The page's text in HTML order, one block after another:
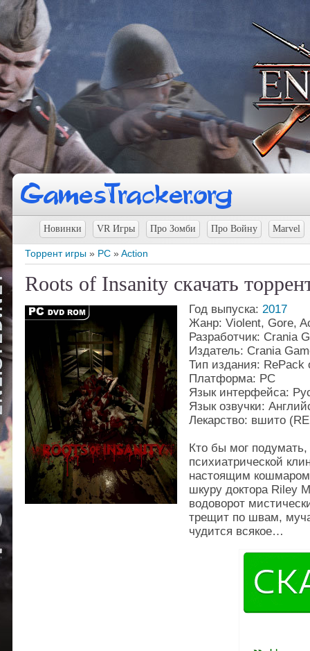
Новинки VR Игры Про Зомби Про Войну Marvel
Торрент игры » PC »Action
Roots of Insanity скачать
Год выпуска: 2017
Жанр: Violent, Gore,
Разработчик: Crania
Издатель: Crania
Тип издания: RePack
Платформа: PC
Язык интерфейса:
Язык озвучки:
Лекарство: вшито
Кто бы мог
психиатрической
настоящим
шкуру доктора Riley
водоворот
трещит по швам,
чудится всякое…